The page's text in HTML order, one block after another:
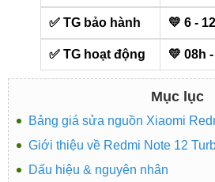
✅ TG bảo hành 💛 6 -
✅ TG hoạt động 💛 08h
Mục lục
Bảng giá sửa nguồn Xiaomi
Giới thiệu về Redmi Note 12
Dấu hiệu & nguyên nhân